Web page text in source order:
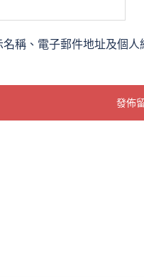
名稱、電子郵件地址及個